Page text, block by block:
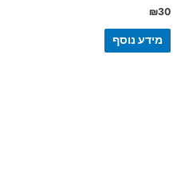
₪30
מידע נוסף